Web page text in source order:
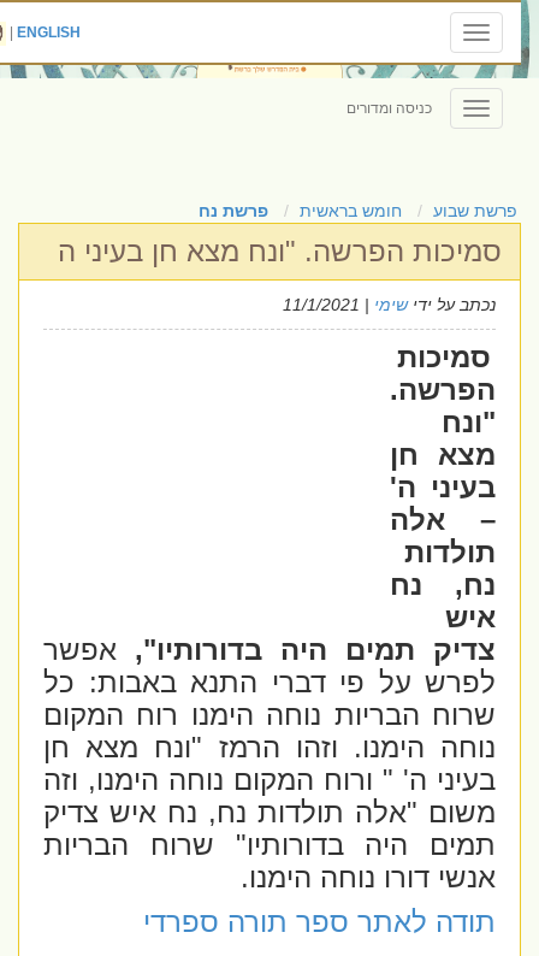
Toggle
navigation
ENGLISH
|
Toggle
navigation
כניסה ומדורים
פרשת שבוע חומש בראשית פרשת נח
סמיכות הפרשה. "ונח מצא חן בעיני ה
נכתב על ידישימי| 11/1/2021
סמיכות
הפרשה.
"ונח
מצא חן
בעיני ה'
– אלה
תולדות
נח, נח
איש
צדיק תמים היה בדורותיו",אפשר
לפרש על פי דברי התנא באבות: כל
שרוח הבריות נוחה הימנו רוח המקום
נוחה הימנו. וזהו הרמז "ונח מצא חן
בעיני ה' " ורוח המקום נוחה הימנו, וזה
משום "אלה תולדות נח, נח איש צדיק
תמים היה בדורותיו" שרוח הבריות
אנשי דורו נוחה הימנו.
תודה לאתר ספר תורה ספרדי